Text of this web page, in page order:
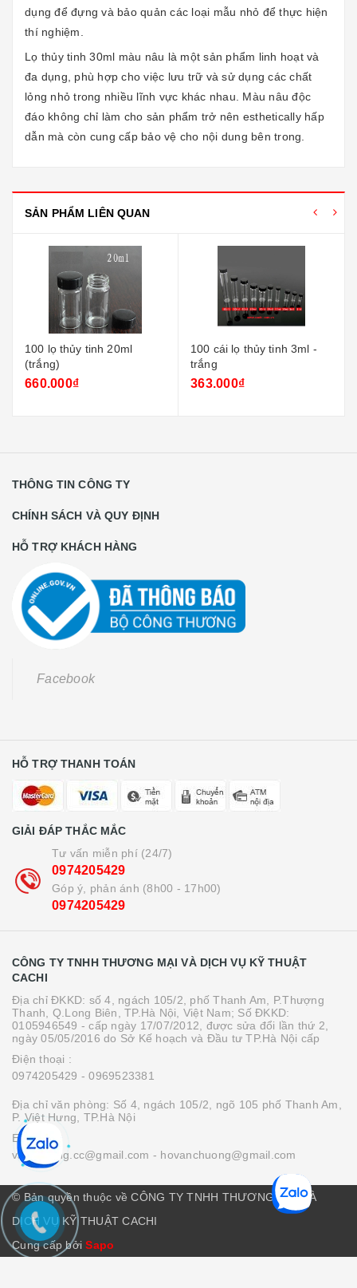
dụng để đựng và bảo quản các loại mẫu nhỏ để thực hiện
thí nghiệm.
Lọ thủy tinh 30ml màu nâu là một sản phẩm linh hoạt và
đa dụng, phù hợp cho việc lưu trữ và sử dụng các chất
lỏng nhỏ trong nhiều lĩnh vực khác nhau. Màu nâu độc
đáo không chỉ làm cho sản phẩm trở nên esthetically hấp
dẫn mà còn cung cấp bảo vệ cho nội dung bên trong.
SẢN PHẨM LIÊN QUAN
100 lọ thủy tinh 20ml
(trắng)
660.000₫
100 cái lọ thủy tinh 3ml -
trắng
363.000₫
THÔNG TIN CÔNG TY
CHÍNH SÁCH VÀ QUY ĐỊNH
HỖ TRỢ KHÁCH HÀNG
Facebook
HỖ TRỢ THANH TOÁN
GIẢI ĐÁP THẮC MẮC
Tư vấn miễn phí (24/7)
0974205429
Góp ý, phản ánh (8h00 - 17h00)
0974205429
CÔNG TY TNHH THƯƠNG MẠI VÀ DỊCH VỤ KỸ THUẬT
CACHI
Địa chỉ ĐKKD: số 4, ngách 105/2, phố Thanh Am, P.Thượng
Thanh, Q.Long Biên, TP.Hà Nội, Việt Nam; Số ĐKKD:
0105946549 - cấp ngày 17/07/2012, được sửa đổi lần thứ 2,
ngày 05/05/2016 do Sở Kế hoạch và Đầu tư TP.Hà Nội cấp
Điện thoại :
0974205429 - 0969523381
Địa chỉ văn phòng: Số 4, ngách 105/2, ngõ 105 phố Thanh Am,
P. Việt Hưng, TP.Hà Nội
Email :
vanchuong.cc@gmail.com - hovanchuong@gmail.com
© Bản quyền thuộc về CÔNG TY TNHH THƯƠNG MẠI VÀ
DỊCH VỤ KỸ THUẬT CACHI
Cung cấp bởiSapo